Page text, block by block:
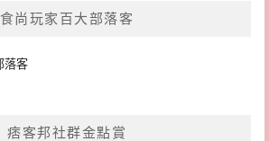
食尚玩家百大部落客
痞客邦社群金點賞